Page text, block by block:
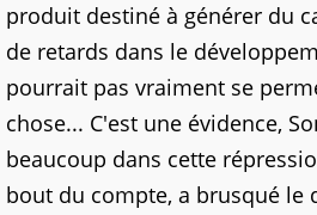
produit destiné à générer du
de retards dans le
pourrait pas vraiment se
chose... C'est une évidence,
beaucoup dans cette
bout du compte, a brusqué le